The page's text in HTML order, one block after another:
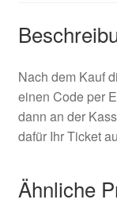
Nach dem Kauf
einen Code per
dann an der
dafür Ihr Ticket
Ähnliche